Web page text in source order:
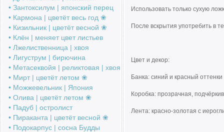
Использовать только сухую
После вскрытия употребить в
Цвет и декор:
Банка: синий и красный
Коробка: прозрачная,
Лента: красно-золотая с
• Зантоксилум | японский перец
• Кармона | цветёт весь год ❀
• Кизильник | цветёт весной ❀
• Клён | меняет цвет листьев
• Лжелиственница | хвоя
• Лигуструм | бирючина
• Метасеквойя | реликтовая | хвоя
• Мирт | цветёт летом ❀
• Можжевельник | Япония
• Олива | цветёт летом ❀
• Падуб | остролист
• Пираканта | цветёт весной ❀
• Подокарпус | сосна Будды